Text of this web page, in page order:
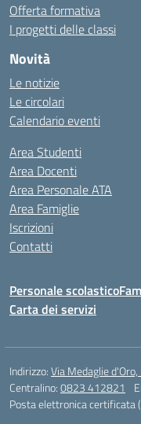
Offerta formativa
I progetti delle classi
Novità
Le notizie
Le circolari
Calendario eventi
Area Studenti
Area Docenti
Area Personale ATA
Area Famiglie
Iscrizioni
Contatti
Personale scolastico
Carta dei servizi
Indirizzo:Via Medaglie
Centralino:0823 412821
Posta elettronica certificata